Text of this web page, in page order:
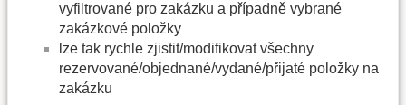
vyfiltrované pro zakázku a případně vybrané
zakázkové položky
lze tak rychle zjistit/modifikovat všechny
rezervované/objednané/vydané/přijaté položky na
zakázku